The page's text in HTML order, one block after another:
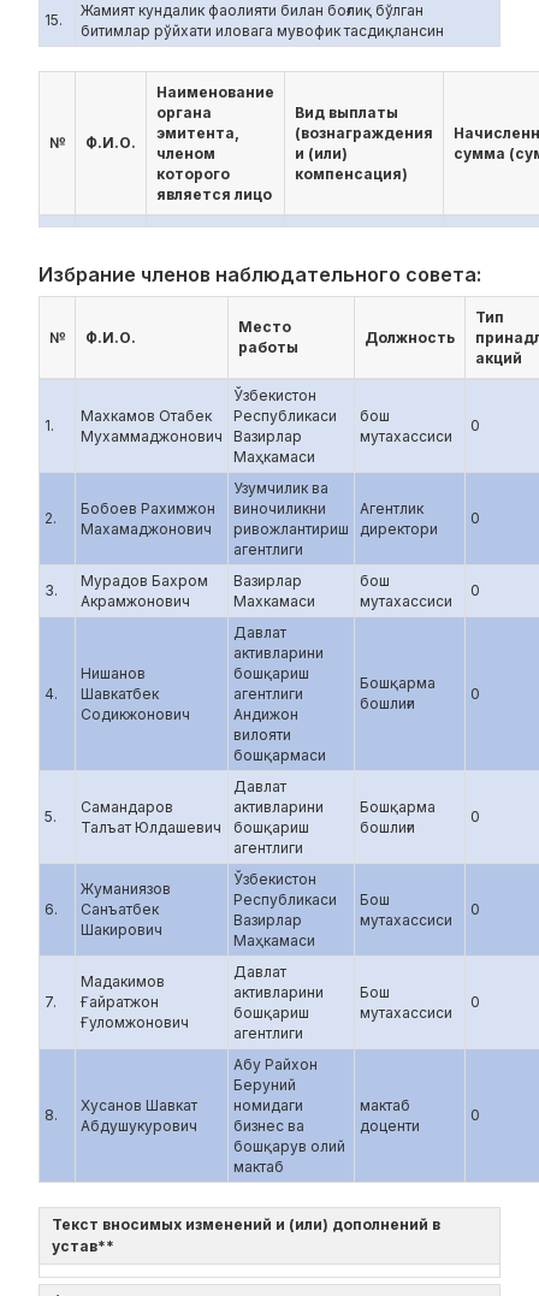
15.
Жамият кундалик фаолияти билан боғлиқ бўлган
битимлар рўйхати иловага мувофик тасдиқлансин
№ Ф.И.О.
Наименование
органа
эмитента,
членом
которого
является лицо
Вид выплаты
(вознаграждения
и (или)
компенсация)
сумма
Избрание членов наблюдательного совета:
№ Ф.И.О.
Место
работы
Должность
Тип
акций
1.
Махкамов Отабек
Мухаммаджонович
Ўзбекистон
Республикаси
Вазирлар
Маҳкамаси
бош
мутахассиси
0
2.
Бобоев Рахимжон
Махамаджонович
Узумчилик ва
виночиликни
ривожлантириш
агентлиги
Агентлик
директори
0
3.
Мурадов Бахром
Акрамжонович
Вазирлар
Махкамаси
бош
мутахассиси
0
4.
Нишанов
Шавкатбек
Содикжонович
Давлат
активларини
бошқариш
агентлиги
Андижон
вилояти
бошқармаси
Бошқарма
бошлиғи
0
5.
Самандаров
Талъат Юлдашевич
Давлат
активларини
бошқариш
агентлиги
Бошқарма
бошлиғи
0
6.
Жуманиязов
Санъатбек
Шакирович
Ўзбекистон
Республикаси
Вазирлар
Маҳкамаси
Бош
мутахассиси
0
7.
Мадакимов
Ғайратжон
Ғуломжонович
Давлат
активларини
бошқариш
агентлиги
Бош
мутахассиси
0
8.
Хусанов Шавкат
Абдушукурович
Абу Райхон
Беруний
номидаги
бизнес ва
бошқарув олий
мактаб
мактаб
доценти
0
Текст вносимых изменений и (или) дополнений в
устав**